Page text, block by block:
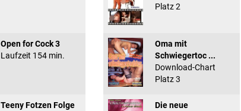
Open for Cock 3
Laufzeit 154 min.
Teeny Fotzen Folge
Platz 2
Oma mit
Schwiegertoc ...
Download-Chart
Platz 3
Die neue